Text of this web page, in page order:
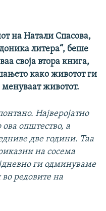
на Натали Спасова,
литера“, беше
своја втора книга,
како животот ги
менуваат животот.
Најверојатно
ова општество, а
две години. Таа
на сосема
ги одминуваме
редовите на